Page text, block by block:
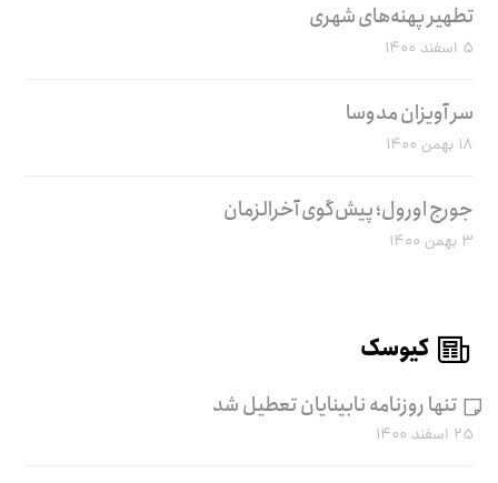
تطهیر پهنه‌های شهری
۵ اسفند ۱۴۰۰
سر آویزان مدوسا
۱۸ بهمن ۱۴۰۰
جورج اورول؛ پیش‌گوی آخرالزمان
۳ بهمن ۱۴۰۰
کیوسک
تنها روزنامه نابینایان تعطیل شد
۲۵ اسفند ۱۴۰۰